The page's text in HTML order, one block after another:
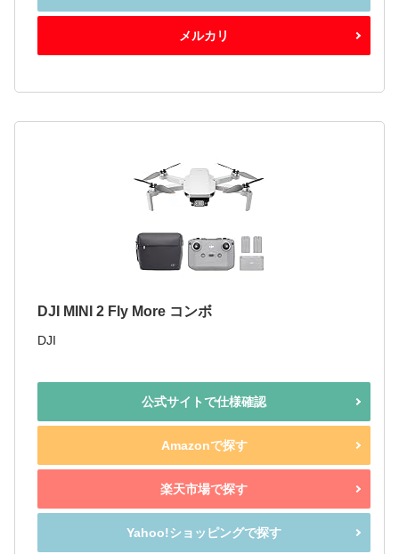
メルカリ
DJI MINI 2 Fly More コンボ
DJI
公式サイトで仕様確認
Amazonで探す
楽天市場で探す
Yahoo!ショッピングで探す